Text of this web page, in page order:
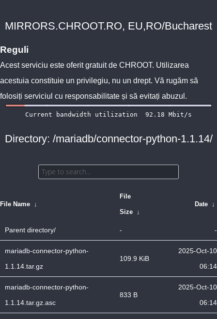
MIRRORS.CHROOT.RO, EU,RO/Bucharest
Reguli
Acest serviciu este oferit gratuit de CHROOT. Utilizarea
acestuia constituie un privilegiu, nu un drept. Vă rugăm să
folosiți serviciul cu responsabilitate și să evitați abuzul.
Directory: /mariadb/connector-python-1.1.14/
File Name ↓
File
Size ↓
Date ↓
Parent directory/ - -
mariadb-connector-python-
1.1.14.tar.gz
109.9 KiB
2025-Oct-10
06:14
mariadb-connector-python-
1.1.14.tar.gz.asc
833 B
2025-Oct-10
06:14